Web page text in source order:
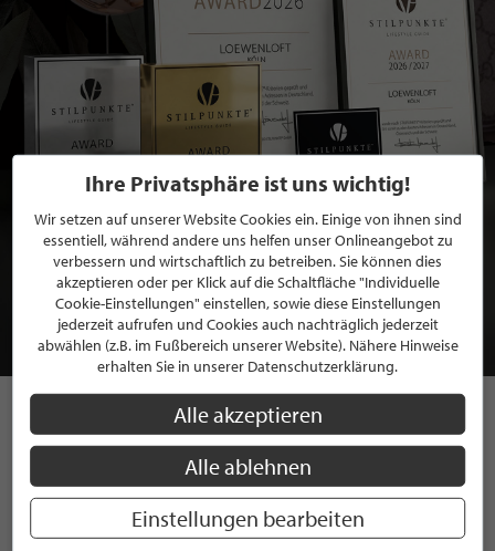
BEWERBEN SIE SICH FÜR EINE GRATIS
MITGLIEDSCHAFT BEI STILPUNKTE®
JETZT GRATIS BEWERBEN
STILPUNKTE AUF
INSTAGRAM
Ihre Privatsphäre ist uns wichtig!
Wir setzen auf unserer Website Cookies ein. Einige von ihnen sind
essentiell, während andere uns helfen unser Onlineangebot zu
verbessern und wirtschaftlich zu betreiben. Sie können dies
akzeptieren oder per Klick auf die Schaltfläche "Individuelle
Cookie-Einstellungen" einstellen, sowie diese Einstellungen
jederzeit aufrufen und Cookies auch nachträglich jederzeit
abwählen (z.B. im Fußbereich unserer Website). Nähere Hinweise
erhalten Sie in unserer Datenschutzerklärung.
Alle akzeptieren
Alle ablehnen
Einstellungen bearbeiten